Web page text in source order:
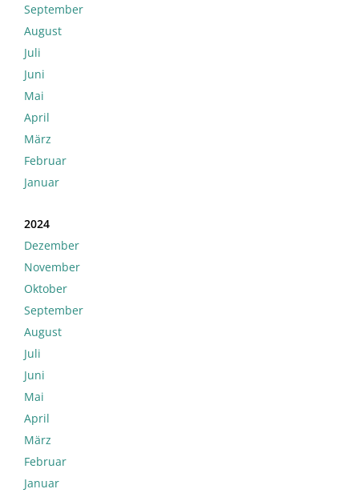
September
August
Juli
Juni
Mai
April
März
Februar
Januar
2024
Dezember
November
Oktober
September
August
Juli
Juni
Mai
April
März
Februar
Januar